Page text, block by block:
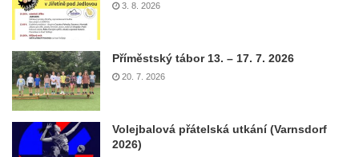
3. 8. 2026
Příměstský tábor 13. – 17. 7. 2026
20. 7. 2026
Volejbalová přátelská utkání (Varnsdorf
2026)